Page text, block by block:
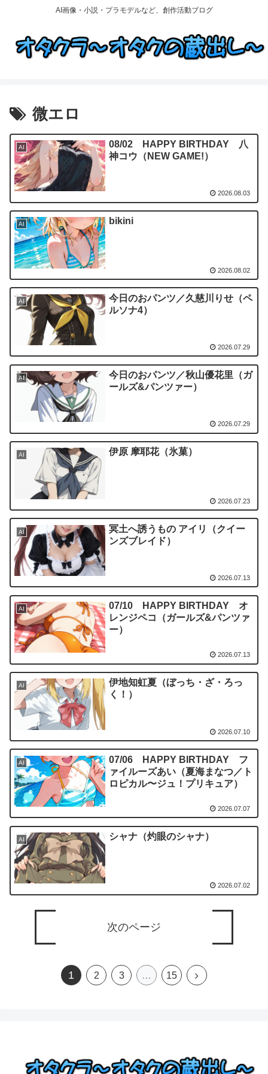
AI画像・小説・プラモデルなど、創作活動ブログ
微エロ
AI
08/02 HAPPY BIRTHDAY 八
神コウ（NEW GAME!）
2026.08.03
AI bikini
2026.08.02
AI
今日のおパンツ／久慈川りせ（ペ
ルソナ4）
2026.07.29
AI
今日のおパンツ／秋山優花里（ガ
ールズ&パンツァー）
2026.07.29
AI 伊原 摩耶花（氷菓）
2026.07.23
AI
冥土へ誘うもの アイリ（クイー
ンズブレイド）
2026.07.13
AI
07/10 HAPPY BIRTHDAY オ
レンジペコ（ガールズ&パンツァ
ー）
2026.07.13
AI
伊地知虹夏（ぼっち・ざ・ろっ
く！）
2026.07.10
AI
07/06 HAPPY BIRTHDAY フ
ァイルーズあい（夏海まなつ／ト
ロピカル〜ジュ！プリキュア）
2026.07.07
AI シャナ（灼眼のシャナ）
2026.07.02
次のページ
1 2 3 … 15